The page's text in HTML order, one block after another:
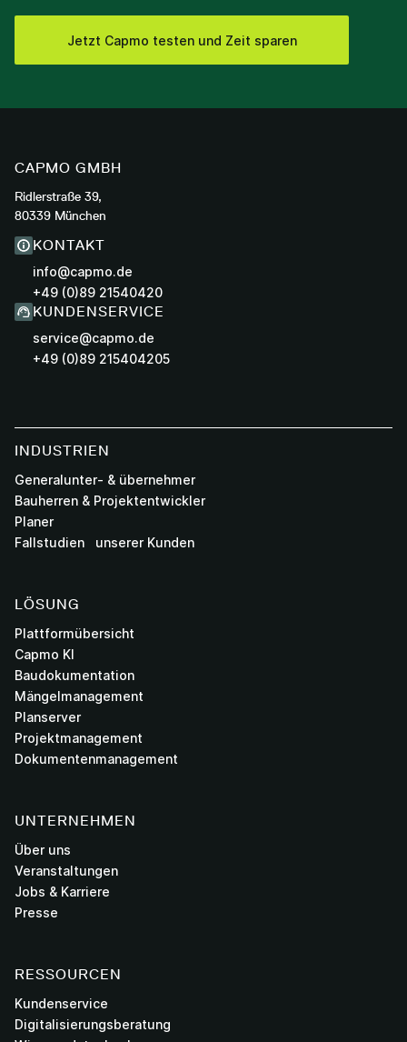
Jetzt Capmo testen und Zeit sparen
CAPMO GMBH
Ridlerstraße 39,
80339 München
KONTAKT
info@capmo.de
+49 (0)89 21540420
KUNDENSERVICE
service@capmo.de
+49 (0)89 215404205
INDUSTRIEN
Generalunter- & übernehmer
Bauherren & Projektentwickler
Planer
Fallstudien unserer Kunden
LÖSUNG
Plattformübersicht
Capmo KI
Baudokumentation
Mängelmanagement
Planserver
Projektmanagement
Dokumentenmanagement
UNTERNEHMEN
Über uns
Veranstaltungen
Jobs & Karriere
Presse
RESSOURCEN
Kundenservice
Digitalisierungsberatung